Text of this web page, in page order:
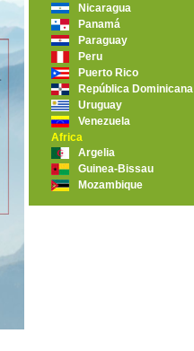
Nicaragua
Panamá
Paraguay
Peru
Puerto Rico
República Dominicana
Uruguay
Venezuela
Africa
Argelia
Guinea-Bissau
Mozambique